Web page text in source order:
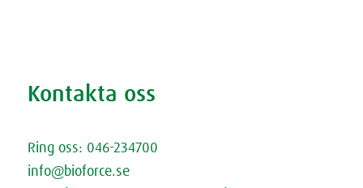
Kontakta oss
Ring oss: 046-234700
info@bioforce.se